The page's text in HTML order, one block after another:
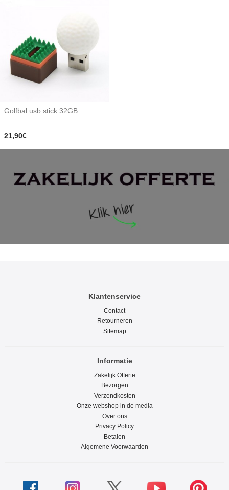
Golfbal usb stick 32GB
21,90€
Klantenservice
Contact
Retourneren
Sitemap
Informatie
Zakelijk Offerte
Bezorgen
Verzendkosten
Onze webshop in de media
Over ons
Privacy Policy
Betalen
Algemene Voorwaarden